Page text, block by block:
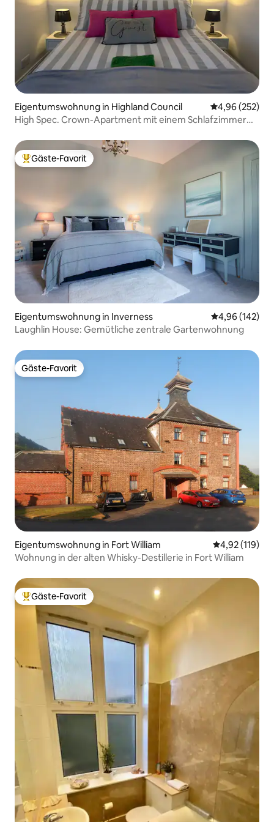
Eigentumswohnung in Highland Council
4,96 (252)
High Spec. Crown-Apartment mit einem Schlafzimmer
Beliebter Gäste-Favorit.
Gäste-Favorit
Eigentumswohnung in Inverness
4,96 (142)
Laughlin House: Gemütliche zentrale Gartenwohnung
Gäste-Favorit
Gäste-Favorit
Eigentumswohnung in Fort William
4,92 (119)
Wohnung in der alten Whisky-Destillerie in Fort William
Beliebter Gäste-Favorit.
Gäste-Favorit